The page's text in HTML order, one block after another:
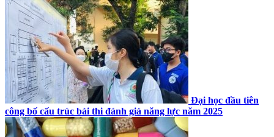
Đại học đầu tiên
công bố cấu trúc bài thi đánh giá năng lực năm 2025